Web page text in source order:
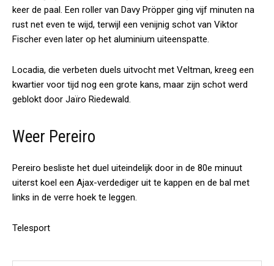
keer de paal. Een roller van Davy Pröpper ging vijf minuten na
rust net even te wijd, terwijl een venijnig schot van Viktor
Fischer even later op het aluminium uiteenspatte.
Locadia, die verbeten duels uitvocht met Veltman, kreeg een
kwartier voor tijd nog een grote kans, maar zijn schot werd
geblokt door Jaïro Riedewald.
Weer Pereiro
Pereiro besliste het duel uiteindelijk door in de 80e minuut
uiterst koel een Ajax-verdediger uit te kappen en de bal met
links in de verre hoek te leggen.
Telesport